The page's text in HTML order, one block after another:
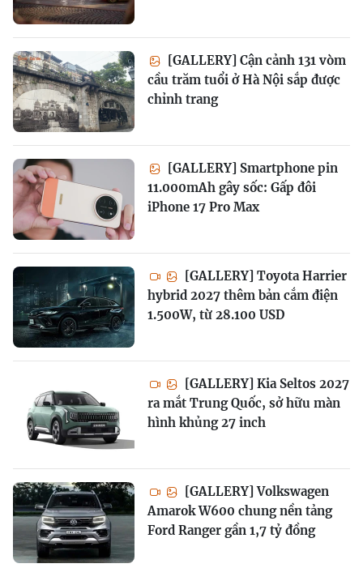
[GALLERY] Cận cảnh 131 vòm
cầu trăm tuổi ở Hà Nội sắp được
chỉnh trang
[GALLERY] Smartphone pin
11.000mAh gây sốc: Gấp đôi
iPhone 17 Pro Max
[GALLERY] Toyota Harrier
hybrid 2027 thêm bản cắm điện
1.500W, từ 28.100 USD
[GALLERY] Kia Seltos 2027
ra mắt Trung Quốc, sở hữu màn
hình khủng 27 inch
[GALLERY] Volkswagen
Amarok W600 chung nền tảng
Ford Ranger gần 1,7 tỷ đồng